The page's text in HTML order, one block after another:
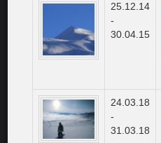
25.12.14
-
30.04.15
24.03.18
-
31.03.18